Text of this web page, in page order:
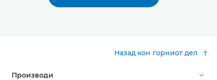
Назад кон горниот дел
Производи